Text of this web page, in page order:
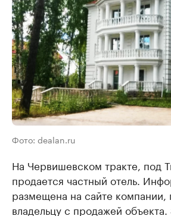
Фото: dealan.ru
На Червишевском тракте, под
продается частный отель.
размещена на сайте
владельцу с продажей объекта.